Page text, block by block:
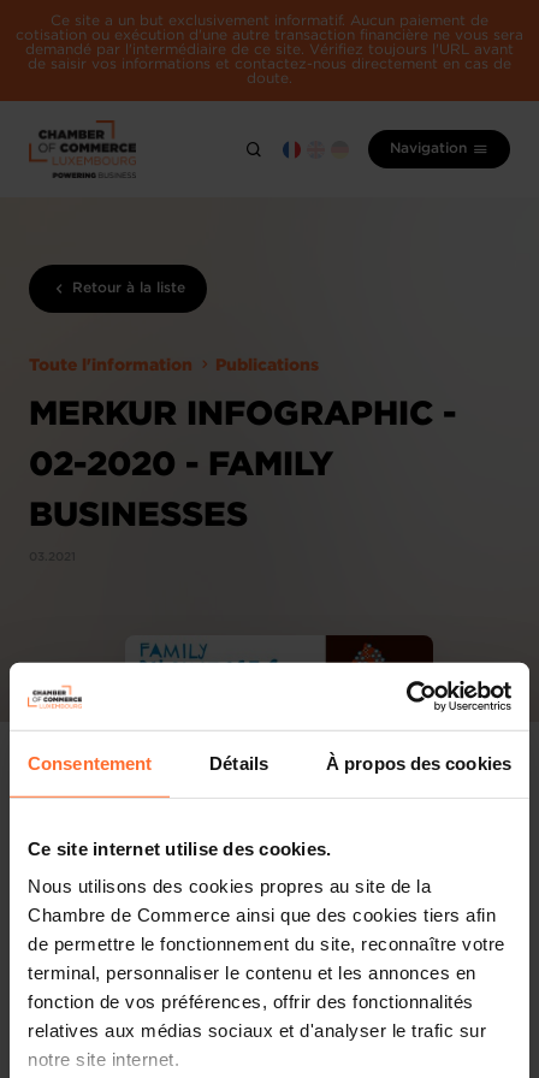
Consentement Détails À propos des cookies
Ce site internet utilise des cookies.
Nous utilisons des cookies propres au site de la
Chambre de Commerce ainsi que des cookies tiers afin
de permettre le fonctionnement du site, reconnaître votre
terminal, personnaliser le contenu et les annonces en
fonction de vos préférences, offrir des fonctionnalités
relatives aux médias sociaux et d'analyser le trafic sur
notre site internet.
Ce site a un but exclusivement informatif. Aucun paiement de
cotisation ou exécution d'une autre transaction financière ne vous sera
demandé par l'intermédiaire de ce site. Vérifiez toujours l'URL avant
de saisir vos informations et contactez-nous directement en cas de
doute.
Navigation
Retour à la liste
Toute l'information Publications
MERKUR INFOGRAPHIC -
02-2020 - FAMILY
BUSINESSES